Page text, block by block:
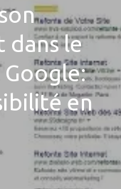
dans le
en